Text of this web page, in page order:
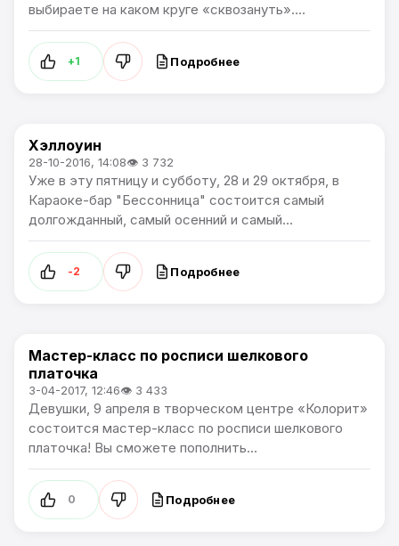
выбираете на каком круге «сквозануть»....
+1 Подробнее
Афиша
Хэллоуин
28-10-2016, 14:08👁 3 732
Уже в эту пятницу и субботу, 28 и 29 октября, в
Караоке-бар "Бессонница" состоится самый
долгожданный, самый осенний и самый...
-2 Подробнее
Афиша
Мастер-класс по росписи шелкового
платочка
3-04-2017, 12:46👁 3 433
Девушки, 9 апреля в творческом центре «Колорит»
состоится мастер-класс по росписи шелкового
платочка! Вы сможете пополнить...
0 Подробнее